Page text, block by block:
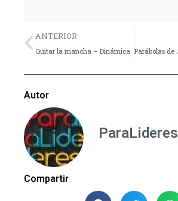
Previo
ANTERIOR
Quitar la mancha – Dinámica
Autor
ParaLideres
Compartir